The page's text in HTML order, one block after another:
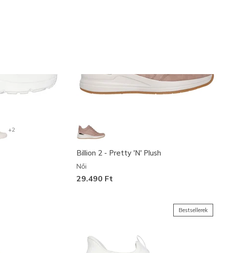
+2
Billion 2 - Pretty 'N' Plush
Női
29.490 Ft
Bestsellerek